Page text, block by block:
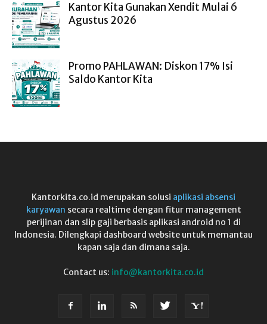
Kantor Kita Gunakan Xendit Mulai 6
Agustus 2026
Promo PAHLAWAN: Diskon 17% Isi
Saldo Kantor Kita
Kantorkita.co.id merupakan solusi aplikasi absensi
karyawan secara realtime dengan fitur management
perijinan dan slip gaji berbasis aplikasi android no 1 di
Indonesia. Dilengkapi dashboard website untuk memantau
kapan saja dan dimana saja.
Contact us: info@kantorkita.co.id